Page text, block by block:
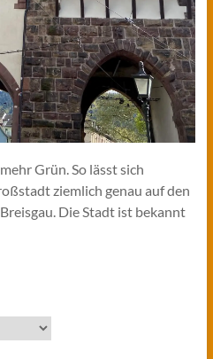
Grün. So lässt sich
ziemlich genau auf den
Die Stadt ist bekannt